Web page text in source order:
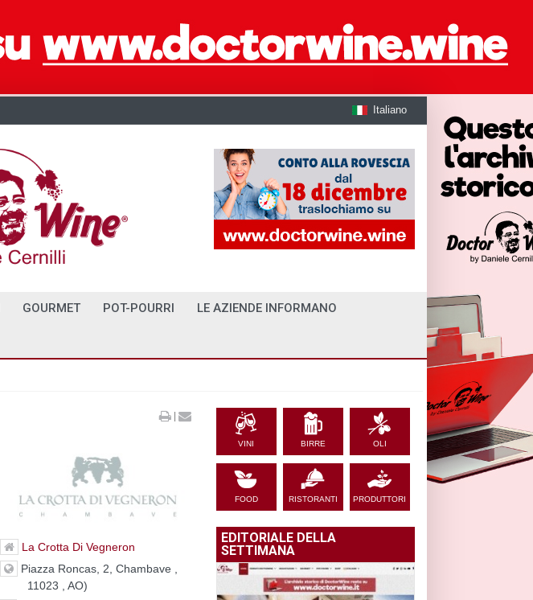
Italiano
GOURMET POT-POURRI LE AZIENDE INFORMANO
|
La Crotta Di Vegneron
Piazza Roncas, 2, Chambave ,
11023 , AO)
VINI BIRRE OLI
FOOD RISTORANTI PRODUTTORI
EDITORIALE DELLA
SETTIMANA